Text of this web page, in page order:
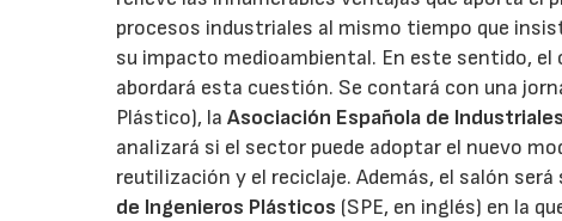
procesos industriales al mismo tiempo que
su impacto medioambiental. En este sentido,
abordará esta cuestión. Se contará con una
Plástico), laAsociación Española de
analizará si el sector puede adoptar el nuevo
reutilización y el reciclaje. Además, el salón
de Ingenieros Plásticos (SPE, en inglés) en la